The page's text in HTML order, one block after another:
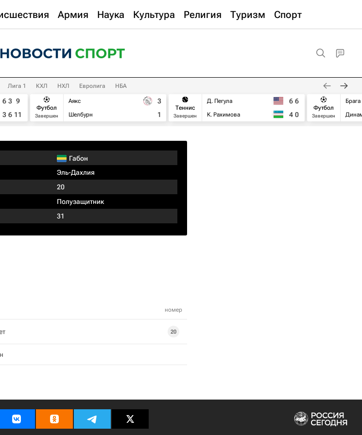
Армия Наука Культура Религия Туризм Спорт
Лига 1 КХЛ НХЛ Евролига НБА
6 3 9
3 6 11
Футбол
Завершен
Аякс
Шелбурн
3
1
Теннис
Завершен
Д. Пегула
К. Рахимова
6 6
4 0
Футбол
Завершен
Брага
Габон
Эль-Дахлия
20
Полузащитник
31
номер
20